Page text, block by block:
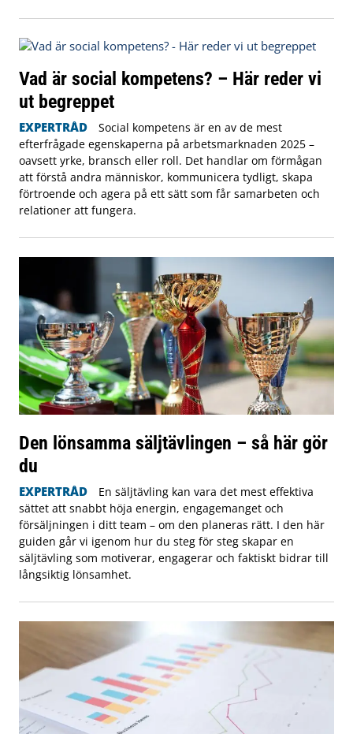
Vad är social kompetens? – Här reder vi
ut begreppet
EXPERTRÅD
Social kompetens är en av de mest
efterfrågade egenskaperna på arbetsmarknaden 2025 –
oavsett yrke, bransch eller roll. Det handlar om förmågan
att förstå andra människor, kommunicera tydligt, skapa
förtroende och agera på ett sätt som får samarbeten och
relationer att fungera.
Den lönsamma säljtävlingen – så här gör
du
EXPERTRÅD
En säljtävling kan vara det mest effektiva
sättet att snabbt höja energin, engagemanget och
försäljningen i ditt team – om den planeras rätt. I den här
guiden går vi igenom hur du steg för steg skapar en
säljtävling som motiverar, engagerar och faktiskt bidrar till
långsiktig lönsamhet.